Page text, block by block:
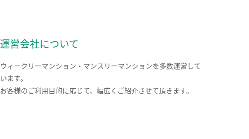
運営会社について
ウィークリーマンション・マンスリーマンションを多数運営して
います。
お客様のご利用目的に応じて、幅広くご紹介させて頂きます。